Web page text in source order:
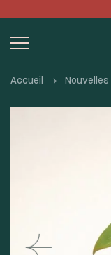
content
en 3X sans
Accueil